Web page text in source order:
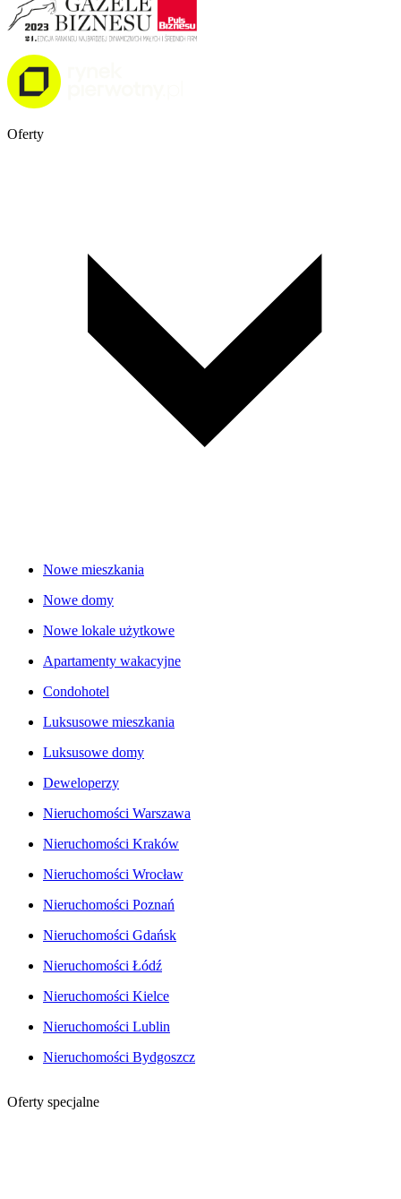
Oferty
Nowe mieszkania
Nowe domy
Nowe lokale użytkowe
Apartamenty wakacyjne
Condohotel
Luksusowe mieszkania
Luksusowe domy
Deweloperzy
Nieruchomości Warszawa
Nieruchomości Kraków
Nieruchomości Wrocław
Nieruchomości Poznań
Nieruchomości Gdańsk
Nieruchomości Łódź
Nieruchomości Kielce
Nieruchomości Lublin
Nieruchomości Bydgoszcz
Oferty specjalne